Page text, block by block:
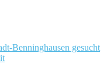
Benninghausen gesucht